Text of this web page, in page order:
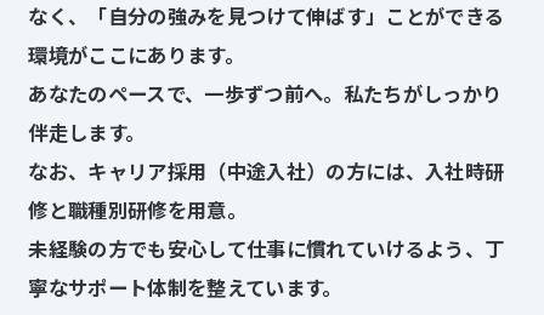
03
会
社
を
知
る
設
備
エ
ン
なく、「自分の強みを見つけて伸ばす」ことができる
環境がここにあります。
あなたのペースで、一歩ずつ前へ。私たちがしっかり
伴走します。
なお、キャリア採用（中途入社）の方には、入社時研
修と職種別研修を用意。
未経験の方でも安心して仕事に慣れていけるよう、丁
寧なサポート体制を整えています。